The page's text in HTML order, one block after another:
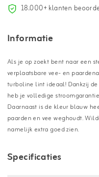
18.000+ klanten
Informatie
Als je op zoekt bent naar een
verplaatsbare vee- en
turboline lint ideaal! Dankzij
heb je volledige
Daarnaast is de kleur blauw
paarden en vee weghoudt.
namelijk extra goed zien.
Specificaties